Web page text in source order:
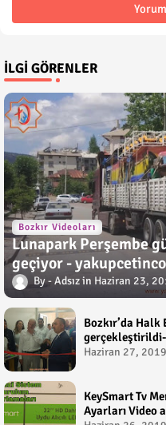
İLGI GÖRENLER
Bozkır Videoları
Lunapark Perşembe
geçiyor -
Adsız Haziran 23,
Bozkır’da
Haziran 27, 2019
KeySmart Tv
Ayarları Video